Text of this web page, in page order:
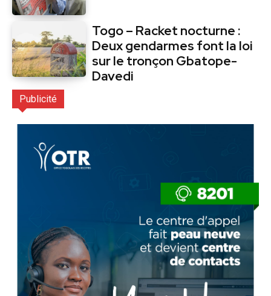
Togo – Racket nocturne :
Deux gendarmes font la loi
sur le tronçon Gbatope-
Davedi
Publicité